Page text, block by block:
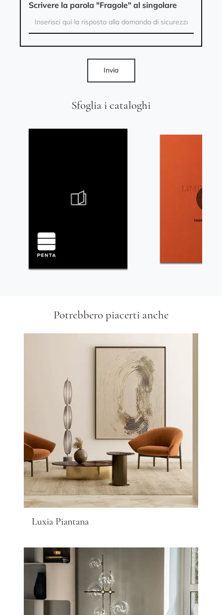
Sfoglia i cataloghi
Scrivere la parola "Fragole" al singolare
Invia
Potrebbero piacerti anche
Luxia Piantana